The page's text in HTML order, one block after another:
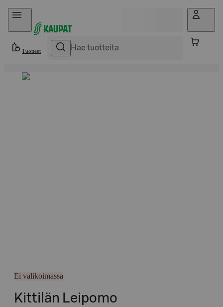
Hyppää sisältöön
Tuotteet
Ei valikoimassa
Kittilän Leipomo